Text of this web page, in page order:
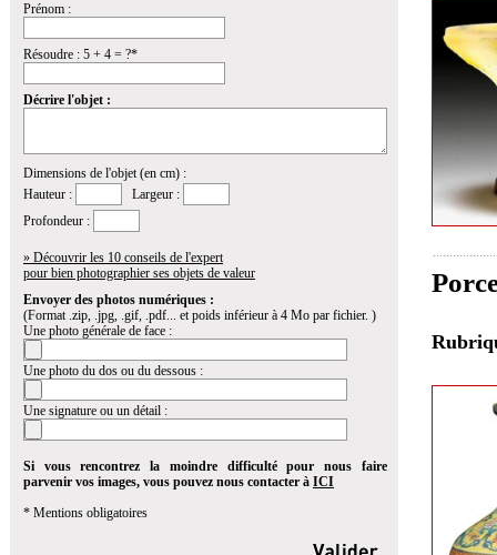
Prénom :
Résoudre : 5 + 4 = ?*
Décrire l'objet :
Dimensions de l'objet (en cm) :
Hauteur :
Largeur :
Profondeur :
» Découvrir les 10 conseils de l'expert
pour bien photographier ses objets de valeur
Envoyer des photos numériques :
(Format .zip, .jpg, .gif, .pdf... et poids inférieur à 4 Mo par fichier. )
Une photo générale de face :
Une photo du dos ou du dessous :
Une signature ou un détail :
Si vous rencontrez la moindre difficulté pour nous faire
parvenir vos images, vous pouvez nous contacter à ICI
* Mentions obligatoires